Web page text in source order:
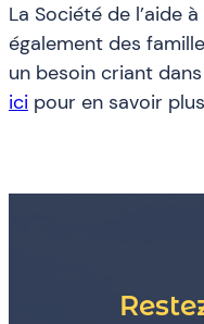
La Société de l’aide
également des
un besoin criant
ici pour en savoir plus